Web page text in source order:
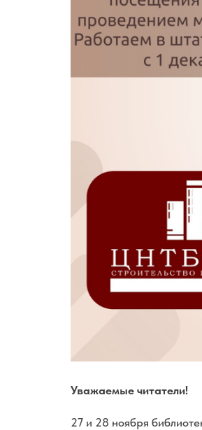
Уважаемые читатели!
27 и 28 ноября